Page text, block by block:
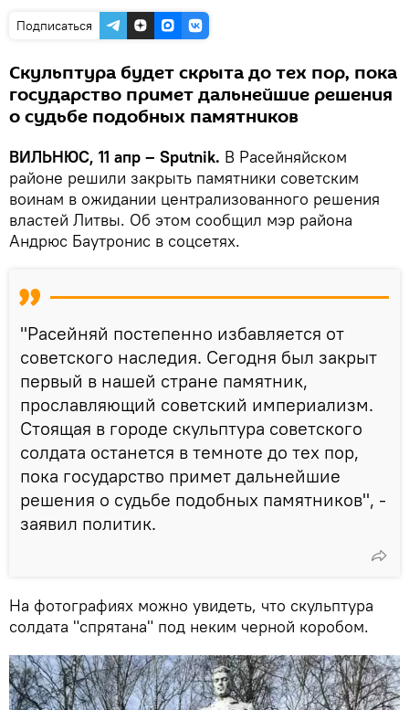
Подписаться
Скульптура будет скрыта до тех пор, пока
государство примет дальнейшие решения
о судьбе подобных памятников
ВИЛЬНЮС, 11 апр – Sputnik. В Расейняйском
районе решили закрыть памятники советским
воинам в ожидании централизованного решения
властей Литвы. Об этом сообщил мэр района
Андрюс Баутронис в соцсетях.
"Расейняй постепенно избавляется от
советского наследия. Сегодня был закрыт
первый в нашей стране памятник,
прославляющий советский империализм.
Стоящая в городе скульптура советского
солдата останется в темноте до тех пор,
пока государство примет дальнейшие
решения о судьбе подобных памятников", -
заявил политик.
На фотографиях можно увидеть, что скульптура
солдата "спрятана" под неким черной коробом.